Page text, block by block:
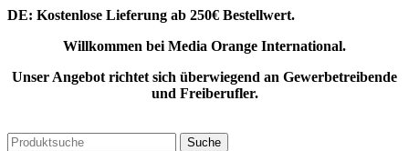
DE: Kostenlose Lieferung ab 250€ Bestellwert.
Willkommen bei Media Orange International.
Unser Angebot richtet sich überwiegend an Gewerbetreibende
und Freiberufler.
Suche